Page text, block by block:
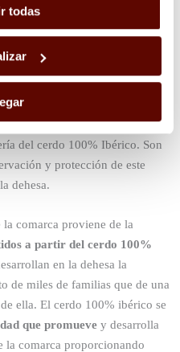
todas
SUSTENTO LOCAL
de
de experiencia y
animales,logrando los
del cerdo 100% Ibérico. Son
y protección de este
dehesa.
comarca proviene de la
a partir del cerdo 100%
en la dehesa la
de miles de familias que de una
ella. El cerdo 100% ibérico se
que promueve y desarrolla
la comarca proporcionando